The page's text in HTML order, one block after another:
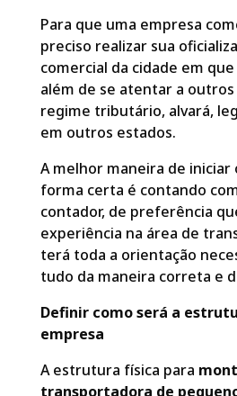
Para que uma empresa
preciso realizar sua
comercial da cidade em
além de se atentar a
regime tributário, alvará,
em outros estados.
A melhor maneira de iniciar
forma certa é contando
contador, de preferência
experiência na área de
terá toda a orientação
tudo da maneira correta e
Definir como será a
empresa
A estrutura física para
transportadora de